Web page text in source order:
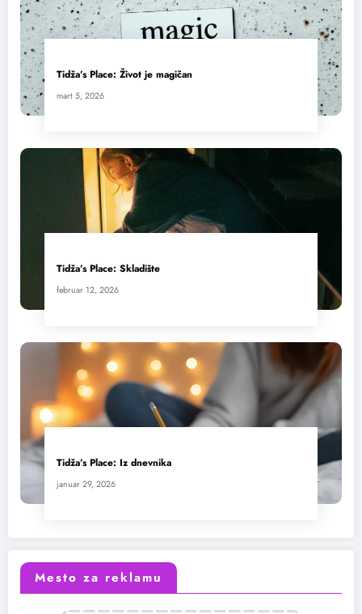
Tidža’s Place: Život je magičan
mart 5, 2026
Tidža’s Place: Skladište
februar 12, 2026
Tidža’s Place: Iz dnevnika
januar 29, 2026
Mesto za reklamu